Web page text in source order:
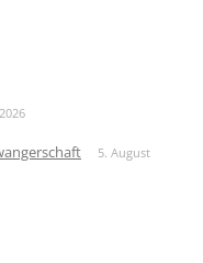
5. August